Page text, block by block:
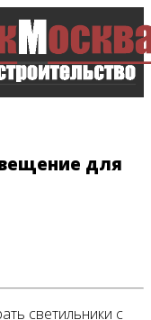
для
светильники с